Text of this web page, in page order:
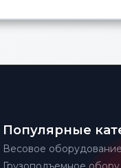
Популярные
Весовое оборудование